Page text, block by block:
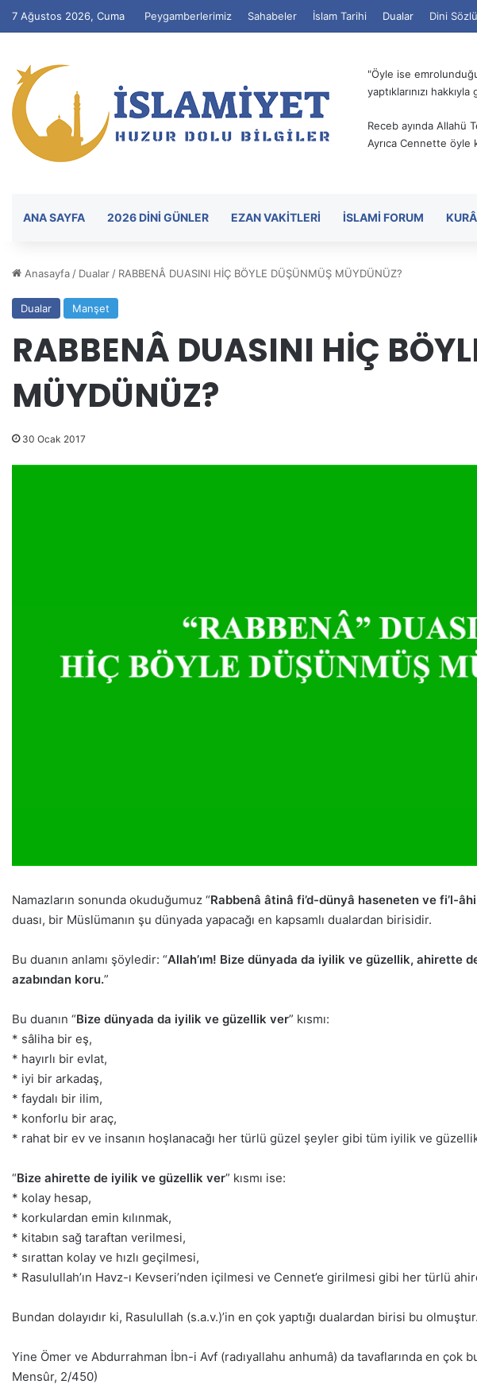
7 Ağustos 2026, Cuma Peygamberlerimiz Sahabeler İslam Tarihi Dualar Dini
"Öyle ise
yaptıklarınızı
Receb ayında Allahü
Ayrıca Cennette öyle
ANA SAYFA 2026 DİNİ GÜNLER EZAN VAKITLERI İSLAMI FORUM
Anasayfa / Dualar / RABBENÂ DUASINI HİÇ BÖYLE DÜŞÜNMÜŞ MÜYDÜNÜZ?
Dualar Manşet
RABBENÂ DUASINI HİÇ
MÜYDÜNÜZ?
30 Ocak 2017
Namazların sonunda okuduğumuz “Rabbenâ âtinâ fi’d-dünyâ haseneten ve fi’l-
duası, bir Müslümanın şu dünyada yapacağı en kapsamlı dualardan birisidir.
Bu duanın anlamı şöyledir: “Allah’ım! Bize dünyada da iyilik ve güzellik, ahirette
azabından koru.”
Bu duanın “Bize dünyada da iyilik ve güzellik ver” kısmı:
* sâliha bir eş,
* hayırlı bir evlat,
* iyi bir arkadaş,
* faydalı bir ilim,
* konforlu bir araç,
* rahat bir ev ve insanın hoşlanacağı her türlü güzel şeyler gibi tüm iyilik ve
“Bize ahirette de iyilik ve güzellik ver” kısmı ise:
* kolay hesap,
* korkulardan emin kılınmak,
* kitabın sağ taraftan verilmesi,
* sırattan kolay ve hızlı geçilmesi,
* Rasulullah’ın Havz-ı Kevseri’nden içilmesi ve Cennet’e girilmesi gibi her türlü
Bundan dolayıdır ki, Rasulullah (s.a.v.)’in en çok yaptığı dualardan birisi bu
Yine Ömer ve Abdurrahman İbn-i Avf (radıyallahu anhumâ) da tavaflarında en çok
Mensûr, 2/450)